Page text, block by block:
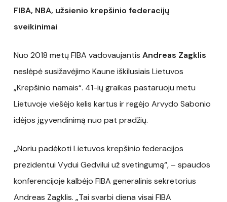
FIBA, NBA, užsienio krepšinio federacijų
sveikinimai
Nuo 2018 metų FIBA vadovaujantis Andreas Zagklis
neslėpė susižavėjimo Kaune iškilusiais Lietuvos
„Krepšinio namais“. 41-ių graikas pastaruoju metu
Lietuvoje viešėjo kelis kartus ir regėjo Arvydo Sabonio
idėjos įgyvendinimą nuo pat pradžių.
„Noriu padėkoti Lietuvos krepšinio federacijos
prezidentui Vydui Gedvilui už svetingumą“, – spaudos
konferencijoje kalbėjo FIBA generalinis sekretorius
Andreas Zagklis. „Tai svarbi diena visai FIBA